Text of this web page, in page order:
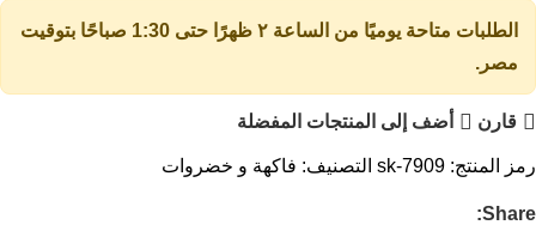
الطلبات متاحة يوميًا من الساعة ٢ ظهرًا حتى 1:30 صباحًا بتوقيت
مصر.
قارن أضف إلى المنتجات المفضلة
رمز المنتج: sk-7909 التصنيف: فاكهة و خضروات
Share: